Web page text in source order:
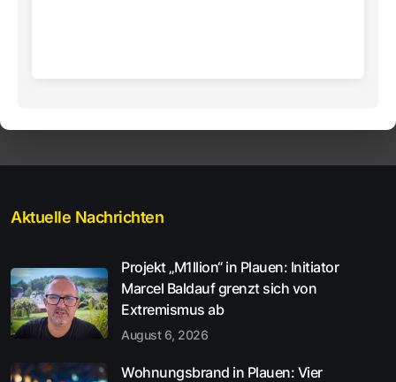
Aktuelle Nachrichten
Projekt „M1llion“ in Plauen: Initiator
Marcel Baldauf grenzt sich von
Extremismus ab
August 6, 2026
Wohnungsbrand in Plauen: Vier